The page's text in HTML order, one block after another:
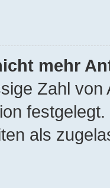
mehr
Zahl
als